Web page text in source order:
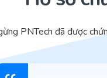
PNTech đã được